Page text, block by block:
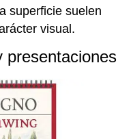
superficie suelen
visual.
presentaciones